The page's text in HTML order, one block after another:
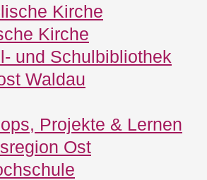
Kirche
Kirche
und Schulbibliothek
Waldau
Projekte & Lernen
Ost